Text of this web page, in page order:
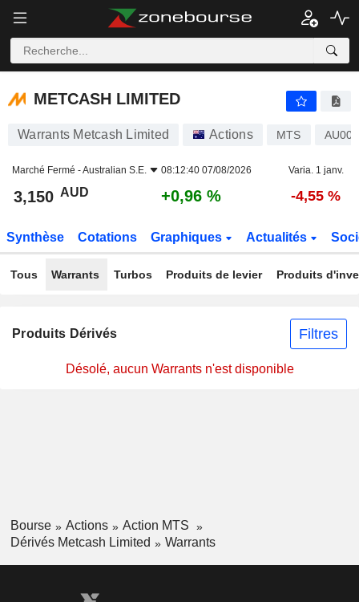
METCASH LIMITED
METCASH LIMITED
Warrants Metcash Limited Actions MTS
Marché Fermé -Australian S.E. 08:12:40 07/08/2026 Varia. 1 janv.
3,150 AUD +0,96 % -4,55 %
Synthèse Cotations Graphiques Actualités
Tous Warrants Turbos Produits de levier Produits
Produits Dérivés Filtres
Désolé, aucun Warrants n'est disponible
Bourse Actions
Action MTS
Dérivés Metcash Limited
Warrants